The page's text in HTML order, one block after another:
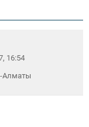
16:54
Алматы